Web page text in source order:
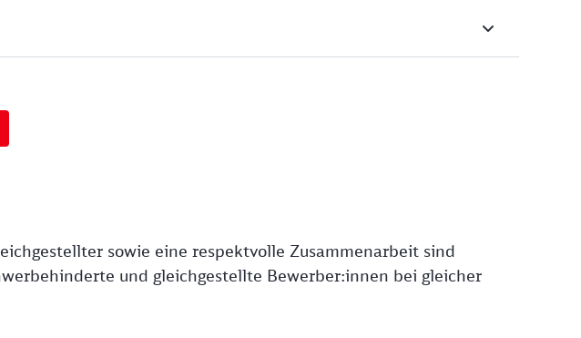
sowie eine respektvolle Zusammenarbeit sind
und gleichgestellte Bewerber:innen bei gleicher